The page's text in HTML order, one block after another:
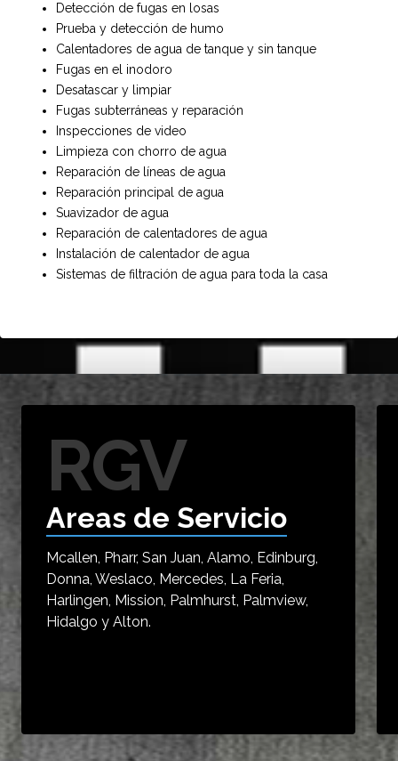
Detección de fugas en losas
Prueba y detección de humo
Calentadores de agua de tanque y sin tanque
Fugas en el inodoro
Desatascar y limpiar
Fugas subterráneas y reparación
Inspecciones de video
Limpieza con chorro de agua
Reparación de líneas de agua
Reparación principal de agua
Suavizador de agua
Reparación de calentadores de agua
Instalación de calentador de agua
Sistemas de filtración de agua para toda la casa
RGV
Areas de Servicio
Mcallen, Pharr, San Juan, Alamo, Edinburg,
Donna, Weslaco, Mercedes, La Feria,
Harlingen, Mission, Palmhurst, Palmview,
Hidalgo y Alton.